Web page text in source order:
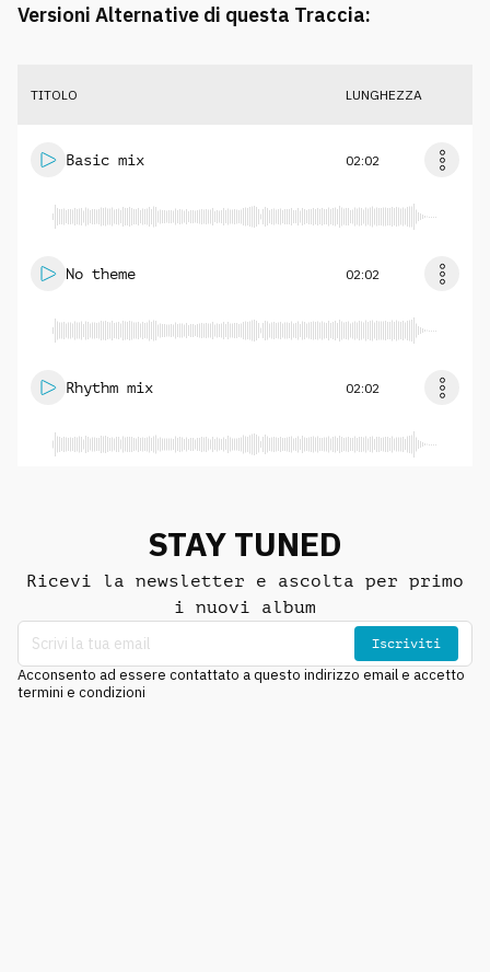
Versioni Alternative di questa Traccia:
TITOLO LUNGHEZZA
Basic mix 02:02
No theme 02:02
Rhythm mix 02:02
STAY TUNED
Ricevi la newsletter e ascolta per primo
i nuovi album
Iscriviti
Acconsento ad essere contattato a questo indirizzo email e accetto
termini e condizioni